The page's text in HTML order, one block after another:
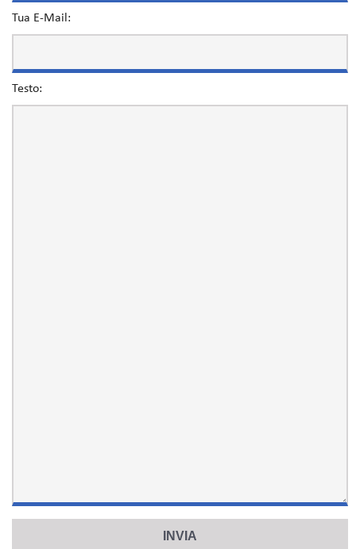
Tua E-Mail:
Testo: